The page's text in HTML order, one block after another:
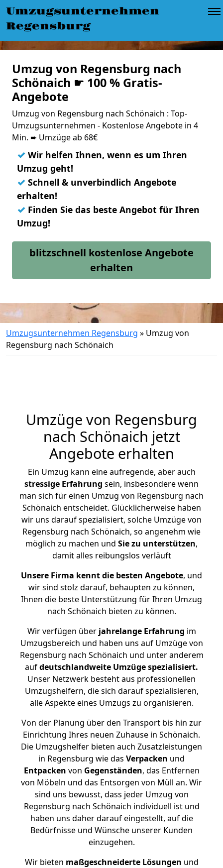
Umzugsunternehmen
Regensburg
Umzug von Regensburg nach
Schönaich ☛ 100 % Gratis-
Angebote
Umzug von Regensburg nach Schönaich : Top-
Umzugsunternehmen - Kostenlose Angebote in 4
Min. ➨ Umzüge ab 68€
✓ Wir helfen Ihnen, wenn es um Ihren
Umzug geht!
✓ Schnell & unverbindlich Angebote
erhalten!
✓ Finden Sie das beste Angebot für Ihren
Umzug!
blitzschnell kostenlose Angebote
erhalten
Umzugsunternehmen Regensburg » Umzug von
Regensburg nach Schönaich
Umzüge von Regensburg
nach Schönaich jetzt
Angebote erhalten
Ein Umzug kann eine aufregende, aber auch
stressige Erfahrung sein, insbesondere wenn
man sich für einen Umzug von Regensburg nach
Schönaich entscheidet. Glücklicherweise haben
wir uns darauf spezialisiert, solche Umzüge von
Regensburg nach Schönaich, so angenehm wie
möglich zu machen und Sie zu unterstützen,
damit alles reibungslos verläuft
Unsere Firma kennt die besten Angebote, und
wir sind stolz darauf, behaupten zu können,
Ihnen die beste Unterstützung für Ihren Umzug
nach Schönaich bieten zu können.
Wir verfügen überjahrelange Erfahrung im
Umzugsbereich und haben uns auf Umzüge von
Regensburg nach Schönaich und unter anderem
aufdeutschlandweite Umzüge spezialisiert.
Unser Netzwerk besteht aus professionellen
Umzugshelfern, die sich darauf spezialisieren,
alle Aspekte eines Umzugs zu organisieren.
Von der Planung über den Transport bis hin zur
Einrichtung Ihres neuen Zuhause in Schönaich.
Die Umzugshelfer bieten auch Zusatzleistungen
in Regensburg wie das Verpacken und
Entpacken von Gegenständen, das Entfernen
von Möbeln und das Entsorgen von Müll an. Wir
sind uns bewusst, dass jeder Umzug von
Regensburg nach Schönaich individuell ist und
haben uns daher darauf eingestellt, auf die
Bedürfnisse und Wünsche unserer Kunden
einzugehen.
Wir bieten maßgeschneiderte Lösungen und